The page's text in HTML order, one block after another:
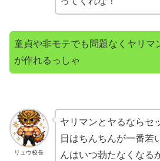
童貞や非モテでも問題なくヤリマ
が作れるっしゃ
リュウ校長
ヤリマンとヤるならセ
日はちんちんが一番若
んはいつ勃たなくなる